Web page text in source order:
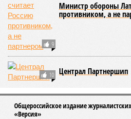
9
Министр обороны
противником, а не
10 Централ Партнершип
Общероссийское издание
«Версия»